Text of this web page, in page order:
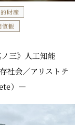
財産
値観
三》人工知能
社会／アリストテ
）―